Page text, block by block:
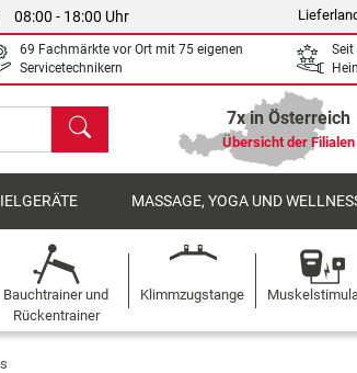
08:00 - 18:00 Uhr
69 Fachmärkte vor Ort mit 75 eigenen
Servicetechnikern
Seit
Suchen 7x in Österreich
Übersicht der Filialen
MASSAGE, YOGA UND
Bauchtrainer und
Rückentrainer
Klimmzugstange